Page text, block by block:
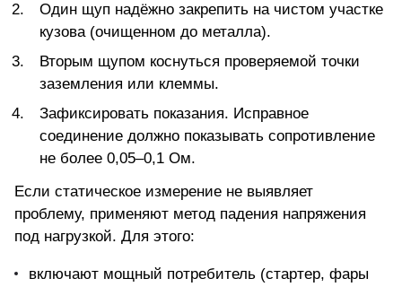
Один щуп надёжно закрепить на чистом участке
кузова (очищенном до металла).
Вторым щупом коснуться проверяемой точки
заземления или клеммы.
Зафиксировать показания. Исправное
соединение должно показывать сопротивление
не более 0,05–0,1 Ом.
Если статическое измерение не выявляет
проблему, применяют метод падения напряжения
под нагрузкой. Для этого:
включают мощный потребитель (стартер, фары